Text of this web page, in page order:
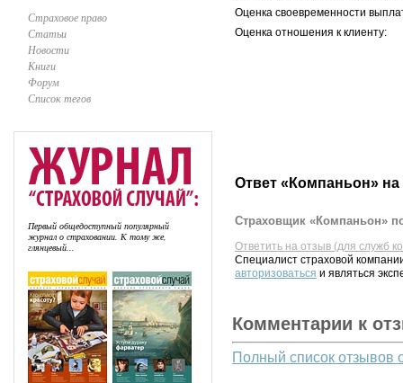
Страховое право
Статьи
Новости
Книги
Форум
Список тегов
Первый общедоступный популярный
журнал о страховании. К тому же,
глянцевый...
Оценка своевременности
Оценка отношения к клиенту:
Ответ «Компаньон»
Страховщик «Компаньон»
Ответить на отзыв (для служб
Специалист страховой
авторизоваться и являться
Комментарии к
Полный список отзывов